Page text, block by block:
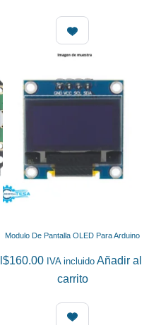
Modulo De Pantalla OLED Para Arduino
$160.00 IVA incluido Añadir al
carrito